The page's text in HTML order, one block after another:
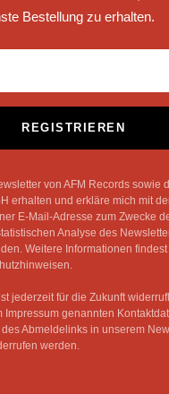
Bestellung zu erhalten.
REGISTRIEREN
von AFM Records sowie
erhalten und erkläre mich mit
E-Mail-Adresse zum Zwecke
Analyse des
Weitere Informationen findest
jederzeit für die Zukunft
Impressum genannten
Abmeldelinks in unserem
werden.